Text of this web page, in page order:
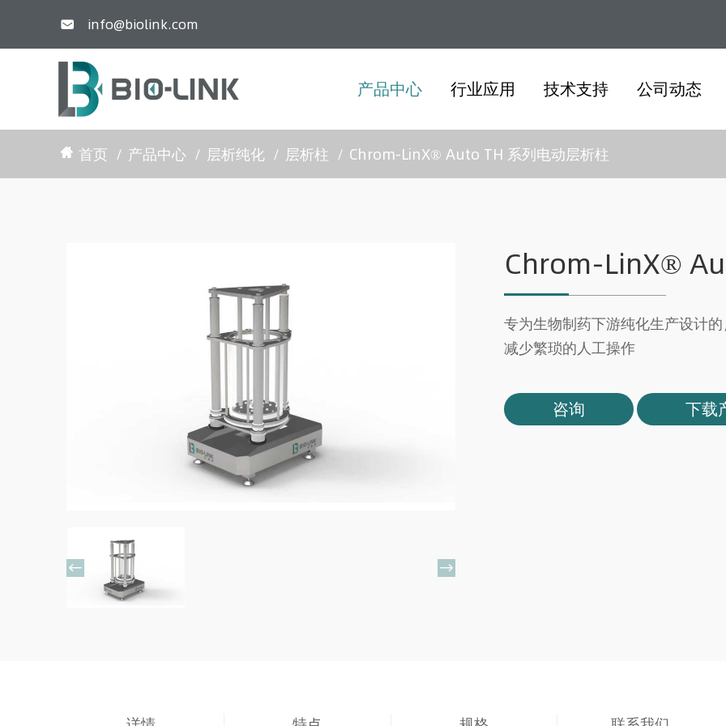
 info@biolink.com
产品中心 行业应用 技术支持 公司动态
首页 产品中心 层析纯化 层析柱 Chrom-LinX® Auto TH 系列电动层析柱
 
Chrom-LinX®
专为生物制药下游纯化生产设计
减少繁琐的人工操作
咨询 下载